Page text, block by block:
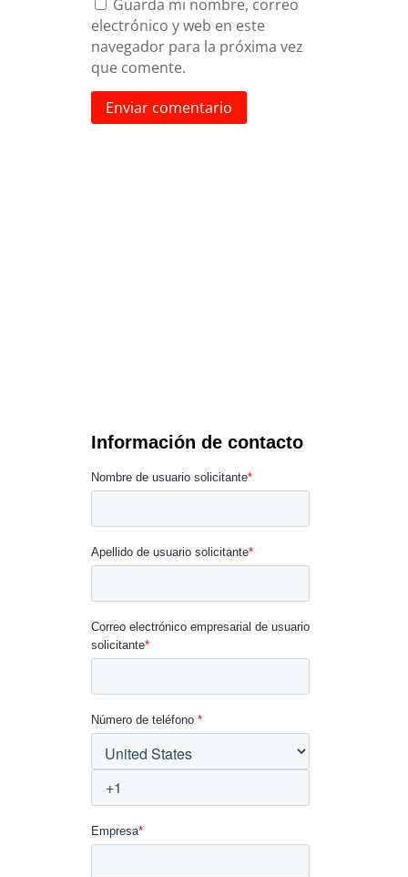
Guarda mi nombre, correo
electrónico y web en este
navegador para la próxima vez
que comente.
Enviar comentario